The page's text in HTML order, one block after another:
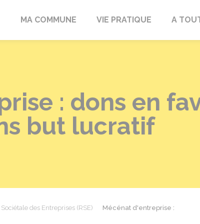
du-Gâtinais
MA COMMUNE VIE PRATIQUE A
: dons en
but lucratif
des Entreprises (RSE)
Mécénat d'entreprise :